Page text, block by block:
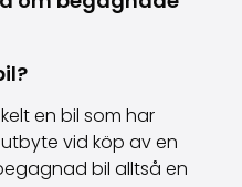
en bil som har
vid köp av en
bil alltså en